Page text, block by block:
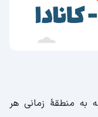
به منطقهٔ زمانی هر